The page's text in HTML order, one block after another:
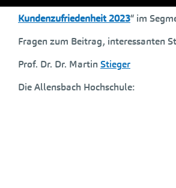
Kundenzufriedenheit 2023“ im
Fragen zum Beitrag, interessanten
Prof. Dr. Dr. Martin Stieger
Die Allensbach Hochschule: